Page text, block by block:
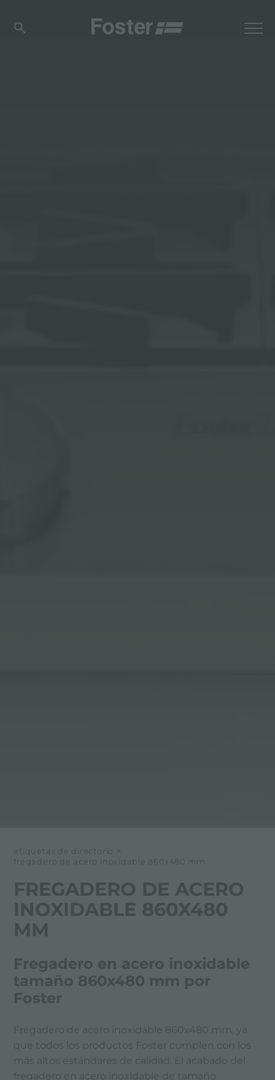
etiquetas de directorio
>
fregadero de acero inoxidable 860x480 mm
FREGADERO DE ACERO
INOXIDABLE 860X480
MM
Fregadero en acero inoxidable
tamaño 860x480 mm por
Foster
Fregadero de acero inoxidable 860x480 mm, ya
que todos los productos Foster cumplen con los
más altos estándares de calidad. El acabado del
fregadero en acero inoxidable de tamaño